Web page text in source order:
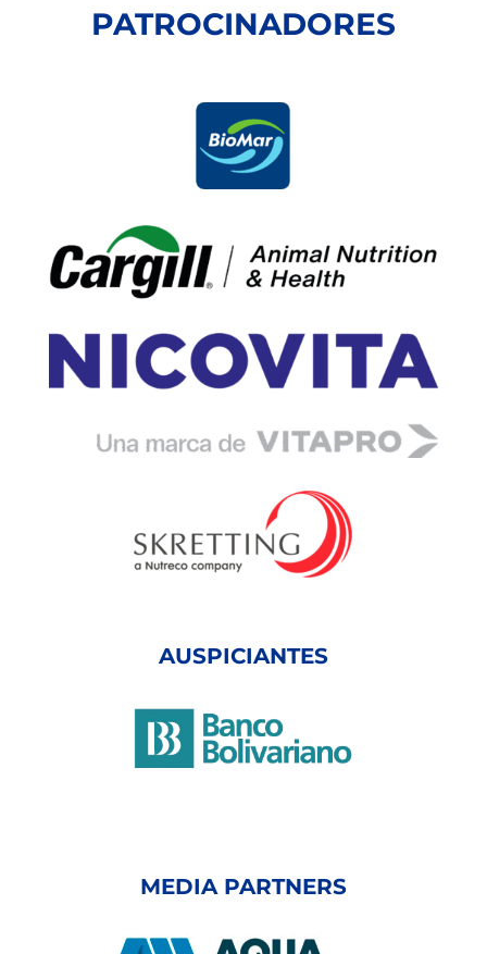
PATROCINADORES
AUSPICIANTES
MEDIA PARTNERS